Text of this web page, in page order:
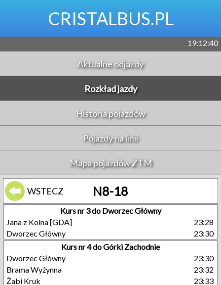
CRISTALBUS.PL
19:12:41
Aktualne odjazdy
Rozkład jazdy
Historia pojazdów
Pojazdy na linii
Mapa pojazdów ZTM
WSTECZ N8-18
Kurs nr 3 do Dworzec Główny
Jana z Kolna [GDA]
23:28
Dworzec Główny
23:30
Kurs nr 4 do Górki Zachodnie
Dworzec Główny
23:30
Brama Wyżynna
23:32
Żabi Kruk
23:33